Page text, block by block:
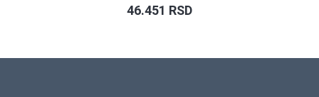
46.451 RSD